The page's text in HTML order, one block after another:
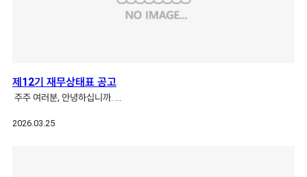
제12기 재무상태표 공고
주주 여러분, 안녕하십니까. …
2026.03.25